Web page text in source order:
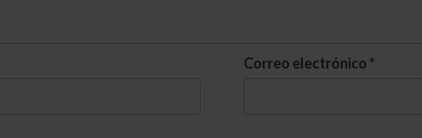
Correo electrónico *